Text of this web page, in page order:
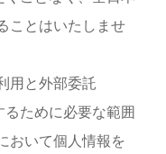
ことはいたしませ
用と外部委託
るために必要な範囲
おいて個人情報を